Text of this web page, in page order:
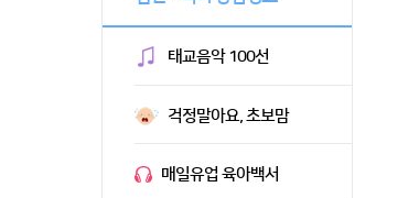
태교음악 100선
걱정말아요, 초보맘
매일유업 육아백서